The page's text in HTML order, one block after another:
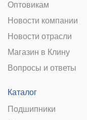
Оптовикам
Новости компании
Новости отрасли
Магазин в Клину
Вопросы и ответы
Каталог
Подшипники